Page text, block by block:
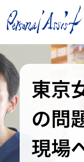
東京
の問
現場